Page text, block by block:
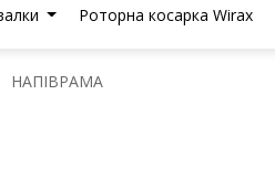
Роторна косарка Wirax
НАПІВРАМА